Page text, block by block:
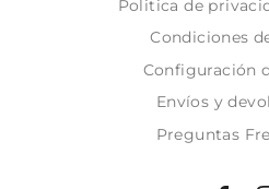
Politica de
Condiciones
Configuración
Envíos y
Preguntas